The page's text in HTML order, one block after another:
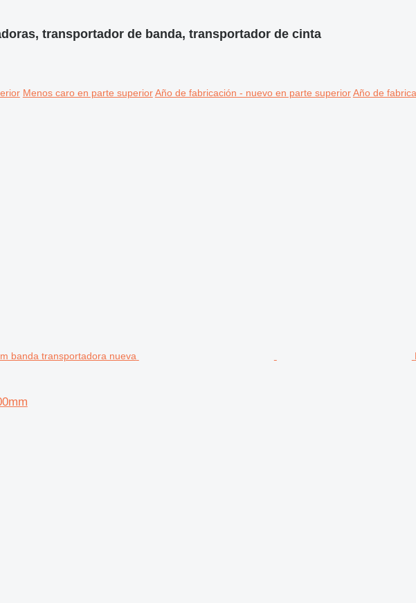
transportador de banda, transportador de cinta
Menos caro en parte superior Año de fabricación - nuevo en parte superior Año de